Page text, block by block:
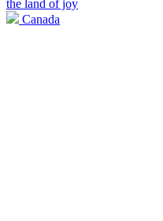
the land of joy
Canada